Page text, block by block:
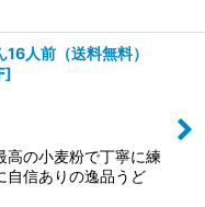
人前（送料無料）
]
高の小麦粉で丁寧に練
自信ありの逸品うど